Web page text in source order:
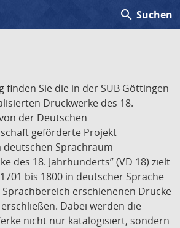
search Suchen
finden Sie die in der SUB Göttingen
Druckwerke des 18.
der Deutschen
geförderte Projekt
deutschen Sprachraum
des 18. Jahrhunderts” (VD 18) zielt
bis 1800 in deutscher Sprache
erschienenen Drucke
Dabei werden die
nicht nur katalogisiert, sondern